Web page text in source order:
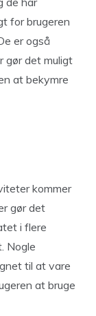
for brugeren
er også
gør det muligt
at bekymre
kommer
gør det
i flere
Nogle
til at vare
at bruge